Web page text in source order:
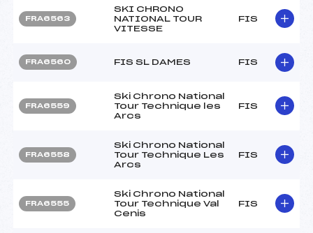
FRA6563
SKI CHRONO
NATIONAL TOUR
VITESSE
FIS
FRA6560 FIS SL DAMES FIS
FRA6559
Ski Chrono National
Tour Technique les
Arcs
FIS
FRA6558
Ski Chrono National
Tour Technique Les
Arcs
FIS
FRA6555
Ski Chrono National
Tour Technique Val
Cenis
FIS